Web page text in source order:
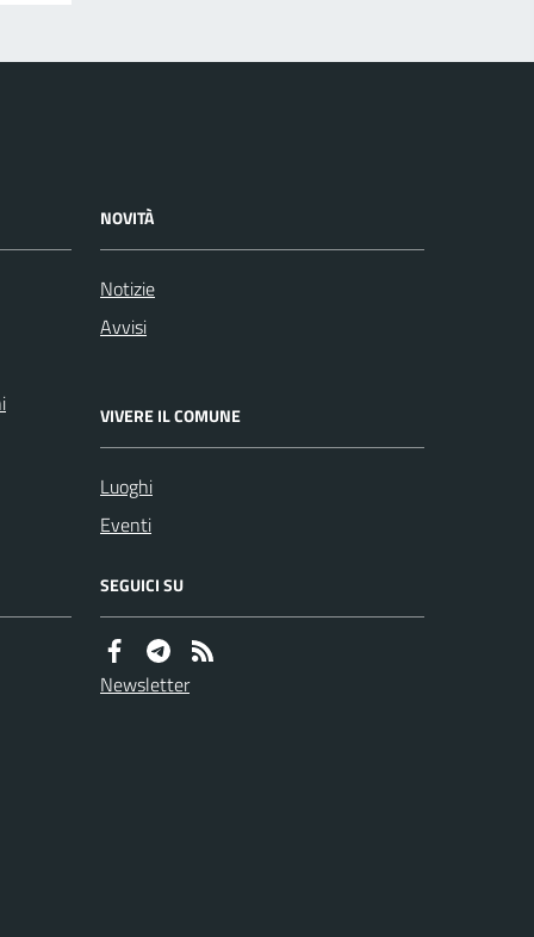
NOVITÀ
Notizie
Avvisi
VIVERE IL COMUNE
Luoghi
Eventi
SEGUICI SU
Newsletter